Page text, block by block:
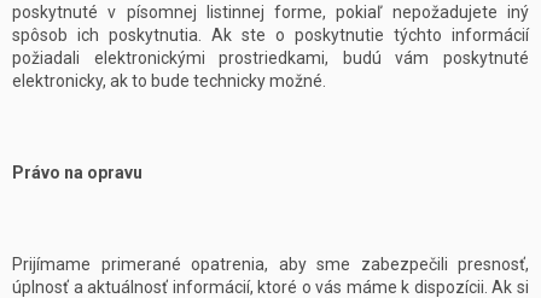
poskytnuté v písomnej listinnej forme, pokiaľ nepožadujete iný
spôsob ich poskytnutia. Ak ste o poskytnutie týchto informácií
požiadali elektronickými prostriedkami, budú vám poskytnuté
elektronicky, ak to bude technicky možné.
Právo na opravu
Prijímame primerané opatrenia, aby sme zabezpečili presnosť,
úplnosť a aktuálnosť informácií, ktoré o vás máme k dispozícii. Ak si